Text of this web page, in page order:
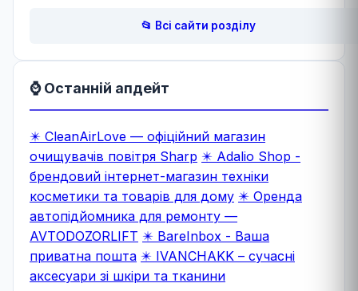
📂 Всі сайти розділу
⌚ Останній апдейт
✴️ CleanAirLove — офіційний магазин
очищувачів повітря Sharp ✴️ Adalio Shop -
брендовий інтернет-магазин техніки
косметики та товарів для дому ✴️ Оренда
автопідйомника для ремонту —
AVTODOZORLIFT ✴️ BareInbox - Ваша
приватна пошта ✴️ IVANCHAKK – сучасні
аксесуари зі шкіри та тканини